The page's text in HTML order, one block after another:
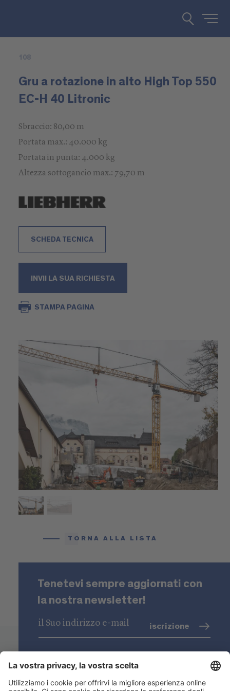
108
Gru a rotazione in alto High Top 550
EC-H 40 Litronic
Sbraccio: 80,00 m
Portata max.: 40.000 kg
Portata in punta: 4.000 kg
Altezza sottogancio max.: 79,70 m
SCHEDA TECNICA
INVII LA SUA RICHIESTA
STAMPA PAGINA
TORNA ALLA LISTA
Tenetevi sempre aggiornati con
la nostra newsletter!
iscrizione